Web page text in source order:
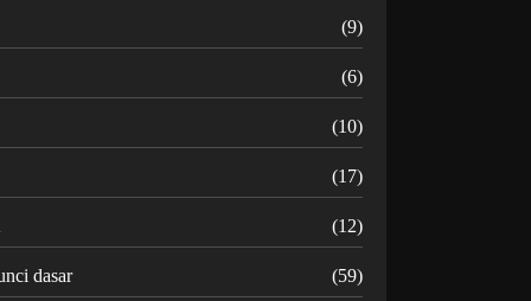
(9)
(6)
(10)
(17)
(12)
dasar (59)